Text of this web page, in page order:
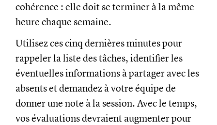
cohérence : elle doit se terminer à la même
heure chaque semaine.
Utilisez ces cinq dernières minutes pour
rappeler la liste des tâches, identifier les
éventuelles informations à partager avec les
absents et demandez à votre équipe de
donner une note à la session. Avec le temps,
vos évaluations devraient augmenter pour